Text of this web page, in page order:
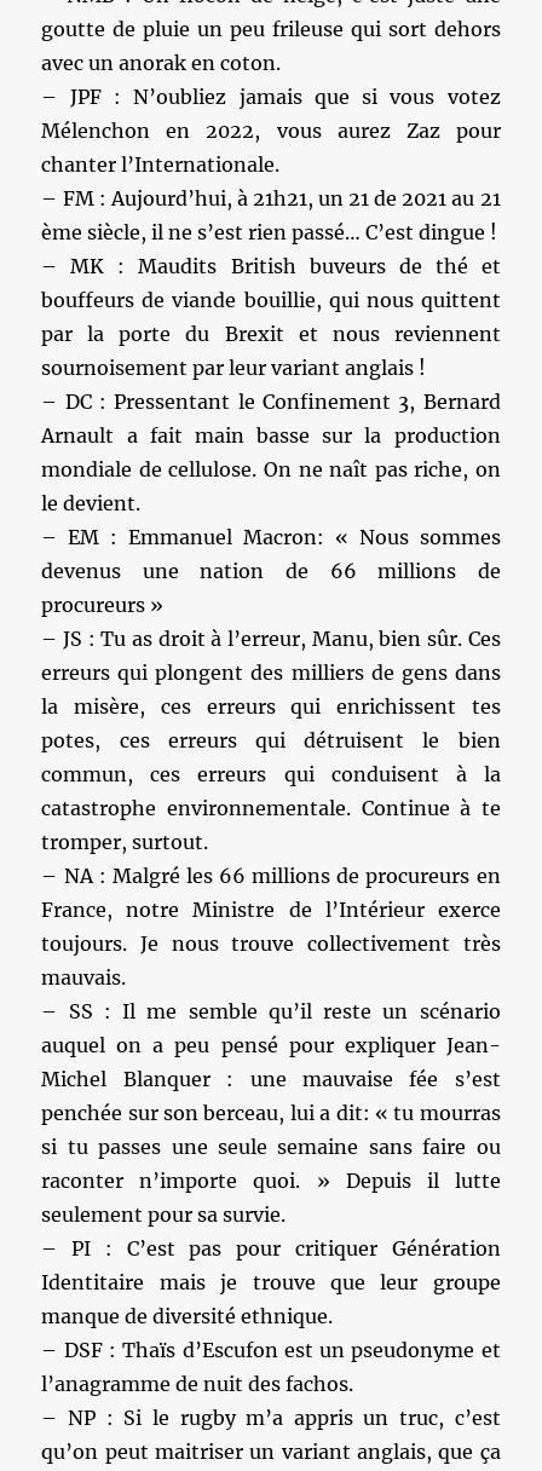
goutte de pluie un peu frileuse qui sort dehors
avec un anorak en coton.
– JPF : N’oubliez jamais que si vous votez
Mélenchon en 2022, vous aurez Zaz pour
chanter l’Internationale.
– FM : Aujourd’hui, à 21h21, un 21 de 2021 au 21
ème siècle, il ne s’est rien passé… C’est dingue !
– MK : Maudits British buveurs de thé et
bouffeurs de viande bouillie, qui nous quittent
par la porte du Brexit et nous reviennent
sournoisement par leur variant anglais !
– DC : Pressentant le Confinement 3, Bernard
Arnault a fait main basse sur la production
mondiale de cellulose. On ne naît pas riche, on
le devient.
– EM : Emmanuel Macron: « Nous sommes
devenus une nation de 66 millions de
procureurs »
– JS : Tu as droit à l’erreur, Manu, bien sûr. Ces
erreurs qui plongent des milliers de gens dans
la misère, ces erreurs qui enrichissent tes
potes, ces erreurs qui détruisent le bien
commun, ces erreurs qui conduisent à la
catastrophe environnementale. Continue à te
tromper, surtout.
– NA : Malgré les 66 millions de procureurs en
France, notre Ministre de l’Intérieur exerce
toujours. Je nous trouve collectivement très
mauvais.
– SS : Il me semble qu’il reste un scénario
auquel on a peu pensé pour expliquer Jean-
Michel Blanquer : une mauvaise fée s’est
penchée sur son berceau, lui a dit: « tu mourras
si tu passes une seule semaine sans faire ou
raconter n’importe quoi. » Depuis il lutte
seulement pour sa survie.
– PI : C’est pas pour critiquer Génération
Identitaire mais je trouve que leur groupe
manque de diversité ethnique.
– DSF : Thaïs d’Escufon est un pseudonyme et
l’anagramme de nuit des fachos.
– NP : Si le rugby m’a appris un truc, c’est
qu’on peut maitriser un variant anglais, que ça